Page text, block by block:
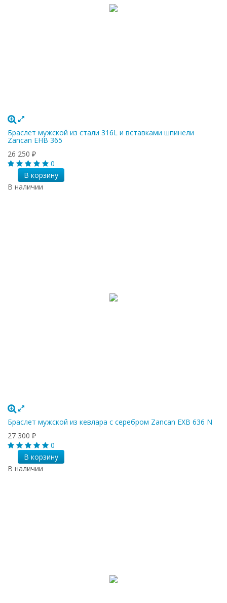
Браслет мужской из стали 316L и вставками шпинели
Zancan EHB 365
26 250 ₽
0
В корзину
В наличии
Браслет мужской из кевлара с серебром Zancan EXB 636 N
27 300 ₽
0
В корзину
В наличии